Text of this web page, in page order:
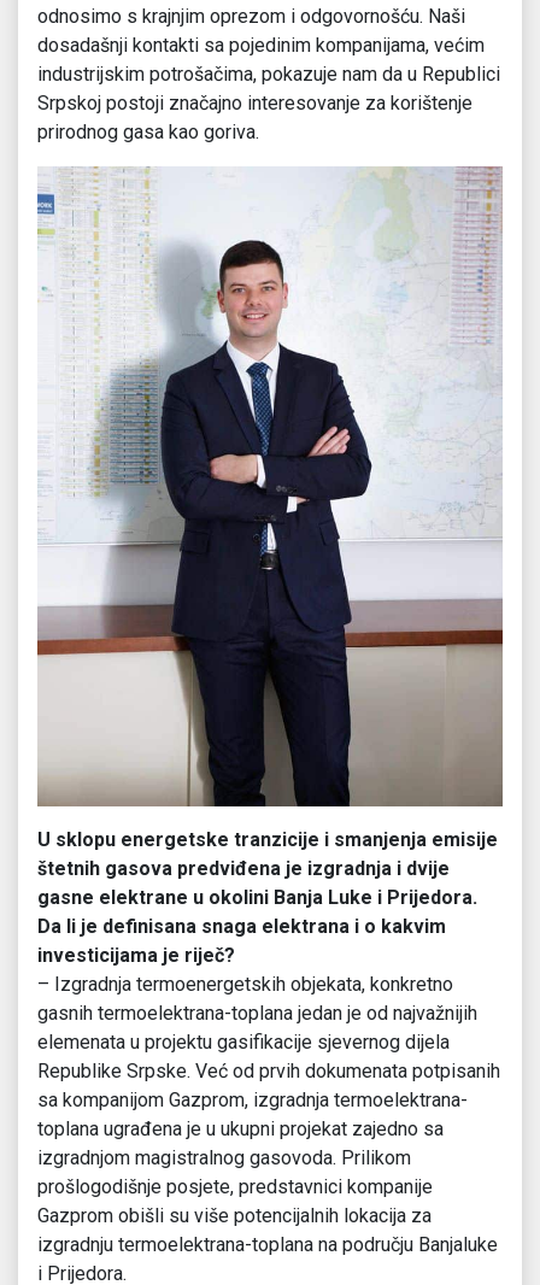
odnosimo s krajnjim oprezom i odgovornošću. Naši
dosadašnji kontakti sa pojedinim kompanijama, većim
industrijskim potrošačima, pokazuje nam da u Republici
Srpskoj postoji značajno interesovanje za korištenje
prirodnog gasa kao goriva.
U sklopu energetske tranzicije i smanjenja emisije
štetnih gasova predviđena je izgradnja i dvije
gasne elektrane u okolini Banja Luke i Prijedora.
Da li je definisana snaga elektrana i o kakvim
investicijama je riječ?
– Izgradnja termoenergetskih objekata, konkretno
gasnih termoelektrana-toplana jedan je od najvažnijih
elemenata u projektu gasifikacije sjevernog dijela
Republike Srpske. Već od prvih dokumenata potpisanih
sa kompanijom Gazprom, izgradnja termoelektrana-
toplana ugrađena je u ukupni projekat zajedno sa
izgradnjom magistralnog gasovoda. Prilikom
prošlogodišnje posjete, predstavnici kompanije
Gazprom obišli su više potencijalnih lokacija za
izgradnju termoelektrana-toplana na području Banjaluke
i Prijedora.